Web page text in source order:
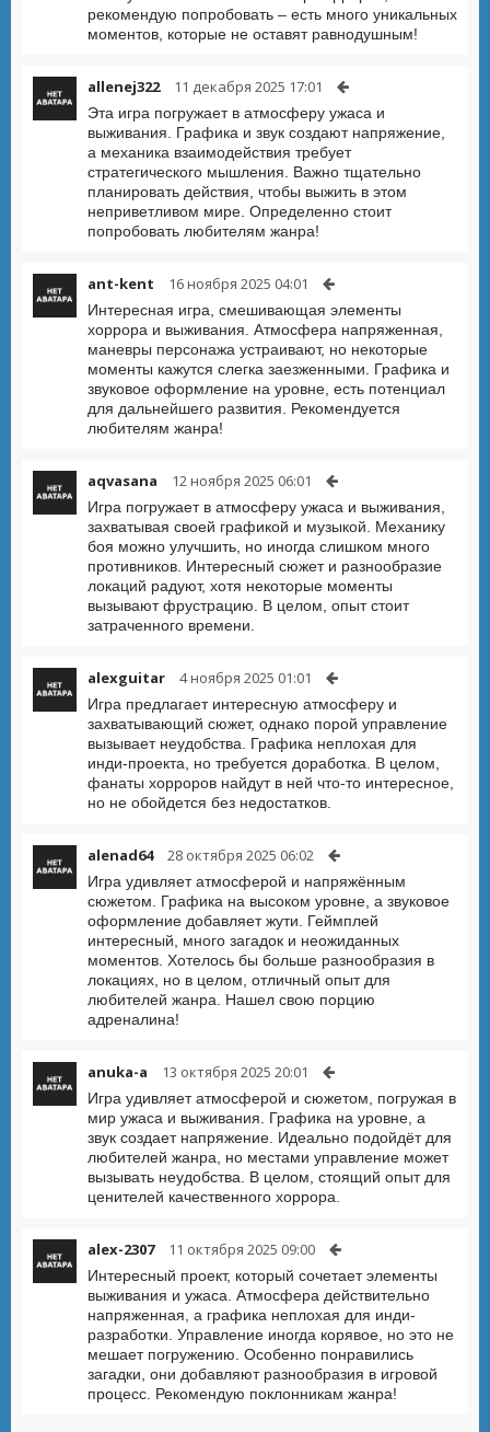
рекомендую попробовать – есть много уникальных
моментов, которые не оставят равнодушным!
allenej322 11 декабря 2025 17:01
Эта игра погружает в атмосферу ужаса и
выживания. Графика и звук создают напряжение,
а механика взаимодействия требует
стратегического мышления. Важно тщательно
планировать действия, чтобы выжить в этом
неприветливом мире. Определенно стоит
попробовать любителям жанра!
ant-kent 16 ноября 2025 04:01
Интересная игра, смешивающая элементы
хоррора и выживания. Атмосфера напряженная,
маневры персонажа устраивают, но некоторые
моменты кажутся слегка заезженными. Графика и
звуковое оформление на уровне, есть потенциал
для дальнейшего развития. Рекомендуется
любителям жанра!
aqvasana 12 ноября 2025 06:01
Игра погружает в атмосферу ужаса и выживания,
захватывая своей графикой и музыкой. Механику
боя можно улучшить, но иногда слишком много
противников. Интересный сюжет и разнообразие
локаций радуют, хотя некоторые моменты
вызывают фрустрацию. В целом, опыт стоит
затраченного времени.
alexguitar 4 ноября 2025 01:01
Игра предлагает интересную атмосферу и
захватывающий сюжет, однако порой управление
вызывает неудобства. Графика неплохая для
инди-проекта, но требуется доработка. В целом,
фанаты хорроров найдут в ней что-то интересное,
но не обойдется без недостатков.
alenad64 28 октября 2025 06:02
Игра удивляет атмосферой и напряжённым
сюжетом. Графика на высоком уровне, а звуковое
оформление добавляет жути. Геймплей
интересный, много загадок и неожиданных
моментов. Хотелось бы больше разнообразия в
локациях, но в целом, отличный опыт для
любителей жанра. Нашел свою порцию
адреналина!
anuka-a 13 октября 2025 20:01
Игра удивляет атмосферой и сюжетом, погружая в
мир ужаса и выживания. Графика на уровне, а
звук создает напряжение. Идеально подойдёт для
любителей жанра, но местами управление может
вызывать неудобства. В целом, стоящий опыт для
ценителей качественного хоррора.
alex-2307 11 октября 2025 09:00
Интересный проект, который сочетает элементы
выживания и ужаса. Атмосфера действительно
напряженная, а графика неплохая для инди-
разработки. Управление иногда корявое, но это не
мешает погружению. Особенно понравились
загадки, они добавляют разнообразия в игровой
процесс. Рекомендую поклонникам жанра!